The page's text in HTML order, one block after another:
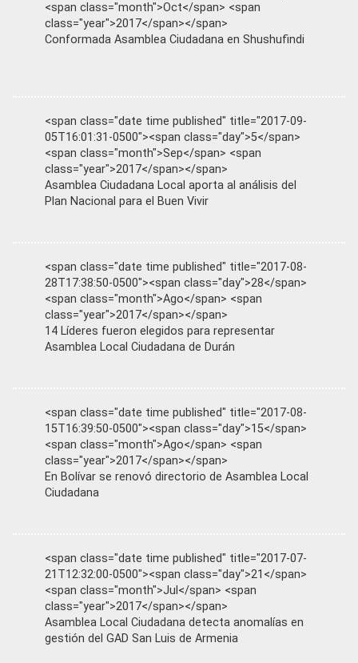
<span class="month">Oct</span> <span
class="year">2017</span></span>
Conformada Asamblea Ciudadana en Shushufindi
<span class="date time published" title="2017-09-
05T16:01:31-0500"><span class="day">5</span>
<span class="month">Sep</span> <span
class="year">2017</span></span>
Asamblea Ciudadana Local aporta al análisis del
Plan Nacional para el Buen Vivir
<span class="date time published" title="2017-08-
28T17:38:50-0500"><span class="day">28</span>
<span class="month">Ago</span> <span
class="year">2017</span></span>
14 Líderes fueron elegidos para representar
Asamblea Local Ciudadana de Durán
<span class="date time published" title="2017-08-
15T16:39:50-0500"><span class="day">15</span>
<span class="month">Ago</span> <span
class="year">2017</span></span>
En Bolívar se renovó directorio de Asamblea Local
Ciudadana
<span class="date time published" title="2017-07-
21T12:32:00-0500"><span class="day">21</span>
<span class="month">Jul</span> <span
class="year">2017</span></span>
Asamblea Local Ciudadana detecta anomalías en
gestión del GAD San Luis de Armenia